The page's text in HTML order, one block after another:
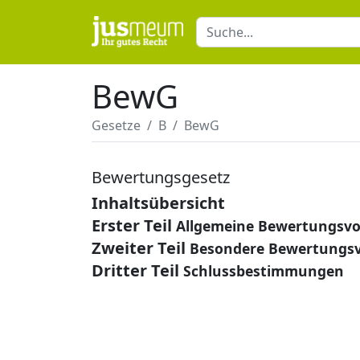
BewG
Gesetze B BewG
Bewertungsgesetz
Inhaltsübersicht
Erster Teil Allgemeine
Zweiter Teil Besondere
Dritter Teil Schlussbestimmungen